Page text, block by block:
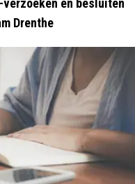
en besluiten
Drenthe